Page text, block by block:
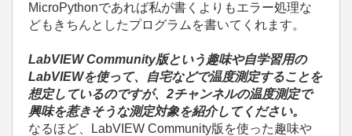
MicroPythonであれば私が書くよりもエラー処理な
どもきちんとしたプログラムを書いてくれます。
LabVIEW Community版という趣味や自学習用の
LabVIEWを使って、自宅などで温度測定することを
想定しているのですが、2チャンネルの温度測定で
興味を惹きそうな測定対象を紹介してください。
なるほど、LabVIEW Community版を使った趣味や